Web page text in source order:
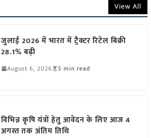
View All
जुलाई 2026 में भारत में ट्रैक्टर रिटेल बिक्री
28.1% बढ़ी
August 6, 2026 5 min read
विभिन्न कृषि यंत्रों हेतु आवेदन के लिए आज 4
अगस्त तक अंतिम तिथि